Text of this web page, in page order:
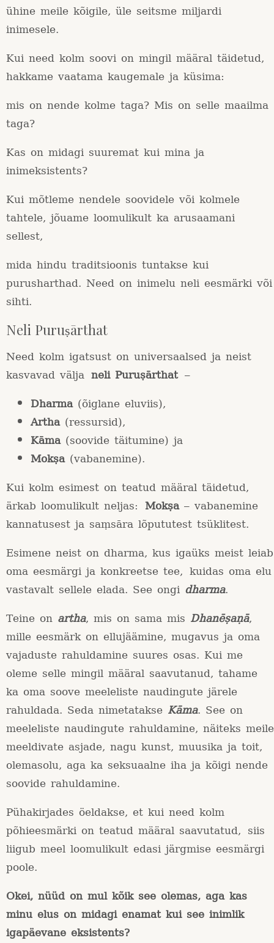
ühine meile kõigile, üle seitsme miljardi
inimesele.
Kui need kolm soovi on mingil määral täidetud,
hakkame vaatama kaugemale ja küsima:
mis on nende kolme taga? Mis on selle maailma
taga?
Kas on midagi suuremat kui mina ja
inimeksistents?
Kui mõtleme nendele soovidele või kolmele
tahtele, jõuame loomulikult ka arusaamani
sellest,
mida hindu traditsioonis tuntakse kui
purusharthad. Need on inimelu neli eesmärki või
sihti.
Neli Puruṣārthat
Need kolm igatsust on universaalsed ja neist
kasvavad välja neli Puruṣārthat–
Dharma(õiglane eluviis),
Artha(ressursid),
Kāma(soovide täitumine) ja
Mokṣa(vabanemine).
Kui kolm esimest on teatud määral täidetud,
ärkab loomulikult neljas: Mokṣa – vabanemine
kannatusest ja saṃsāra lõpututest tsüklitest.
Esimene neist on dharma, kus igaüks meist leiab
oma eesmärgi ja konkreetse tee, kuidas oma elu
vastavalt sellele elada. See ongi dharma.
Teine on artha, mis on sama mis Dhanēṣaṇā,
mille eesmärk on ellujäämine, mugavus ja oma
vajaduste rahuldamine suures osas. Kui me
oleme selle mingil määral saavutanud, tahame
ka oma soove meeleliste naudingute järele
rahuldada. Seda nimetatakse Kāma. See on
meeleliste naudingute rahuldamine, näiteks meile
meeldivate asjade, nagu kunst, muusika ja toit,
olemasolu, aga ka seksuaalne iha ja kõigi nende
soovide rahuldamine.
Pühakirjades öeldakse, et kui need kolm
põhieesmärki on teatud määral saavutatud, siis
liigub meel loomulikult edasi järgmise eesmärgi
poole.
Okei, nüüd on mul kõik see olemas, aga kas
minu elus on midagi enamat kui see inimlik
igapäevane eksistents?